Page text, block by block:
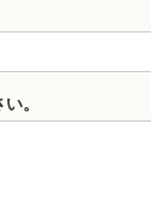
。